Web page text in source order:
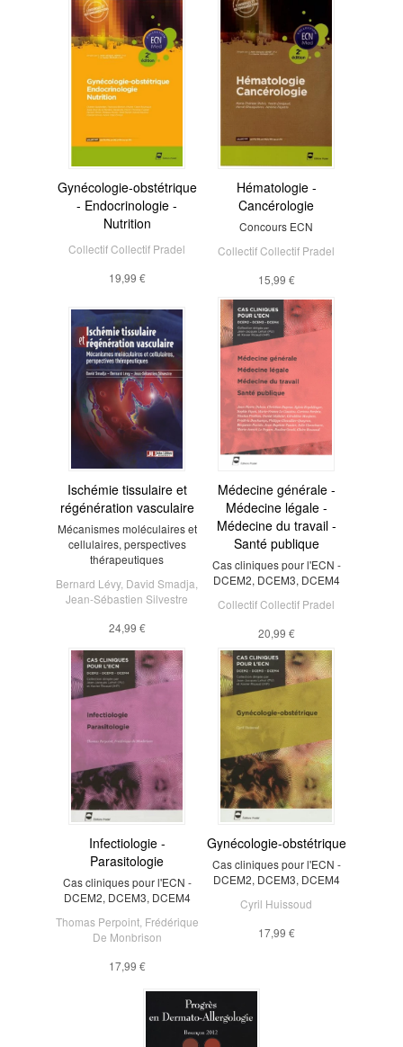
Gynécologie-obstétrique
- Endocrinologie -
Nutrition
Collectif Collectif Pradel
19,99 €
Hématologie -
Cancérologie
Concours ECN
Collectif Collectif Pradel
15,99 €
Ischémie tissulaire et
régénération vasculaire
Mécanismes moléculaires et
cellulaires, perspectives
thérapeutiques
Bernard Lévy, David Smadja
Jean-Sébastien Silvestre
24,99 €
Médecine générale -
Médecine légale -
Médecine du travail -
Santé publique
Cas cliniques pour l'ECN -
DCEM2, DCEM3, DCEM4
Collectif Collectif Pradel
20,99 €
Infectiologie -
Parasitologie
Cas cliniques pour l'ECN -
DCEM2, DCEM3, DCEM4
Thomas Perpoint, Frédérique
De Monbrison
17,99 €
Gynécologie-obstétrique
Cas cliniques pour l'ECN -
DCEM2, DCEM3, DCEM4
Cyril Huissoud
17,99 €